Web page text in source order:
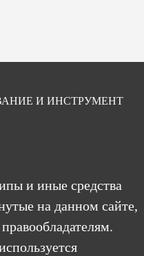
И ИНСТРУМЕНТ
и иные средства
на данном сайте,